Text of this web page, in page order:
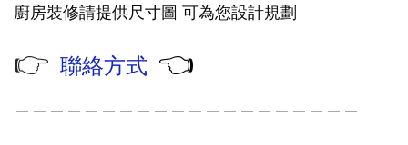
廚房裝修請提供尺寸圖 可為您設計規劃
👉 聯絡方式 👈